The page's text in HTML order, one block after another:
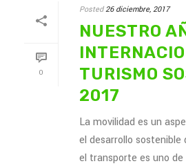
0
Posted 26 diciembre, 2017
NUESTRO
TURISMO
2017
La movilidad es un
el desarrollo sostenible
el transporte es uno de